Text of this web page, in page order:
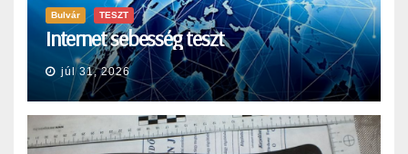
Bulvár TESZT
Internet sebesség teszt
júl 31, 2026